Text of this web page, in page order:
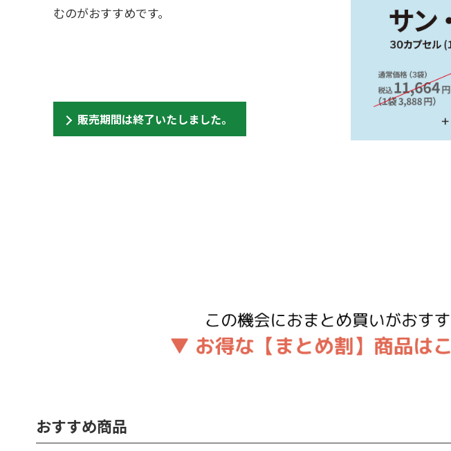
むのがおすすめです。
販売期間は終了いたしました。
おすすめ商品